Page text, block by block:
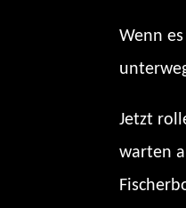
Wenn
Jetzt
warten